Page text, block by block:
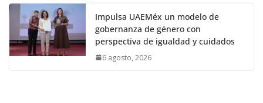
Impulsa UAEMéx un modelo de
gobernanza de género con
perspectiva de igualdad y cuidados
6 agosto, 2026